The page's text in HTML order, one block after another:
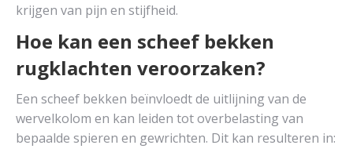
krijgen van pijn en stijfheid.
Hoe kan een scheef bekken
rugklachten veroorzaken?
Een scheef bekken beïnvloedt de uitlijning van de
wervelkolom en kan leiden tot overbelasting van
bepaalde spieren en gewrichten. Dit kan resulteren in: